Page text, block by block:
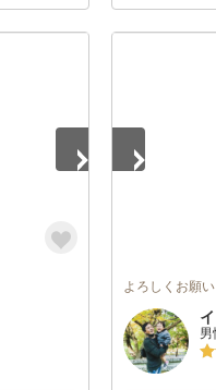
よろしくお願